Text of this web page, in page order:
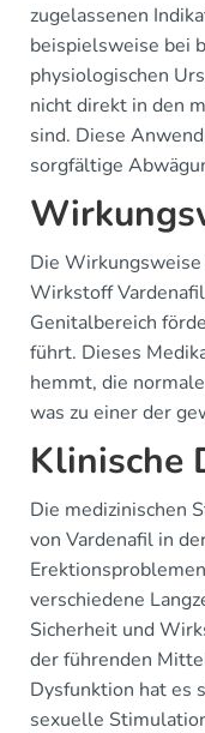
zugelassenen
beispielsweise bei
physiologischen
nicht direkt in den
sind. Diese
sorgfältige
Die
Wirkstoff
Genitalbereich
führt. Dieses
hemmt, die
was zu einer der
Klinische
Die medizinischen
von Vardenafil in
verschiedene
Sicherheit und
der führenden
Dysfunktion hat es
sexuelle